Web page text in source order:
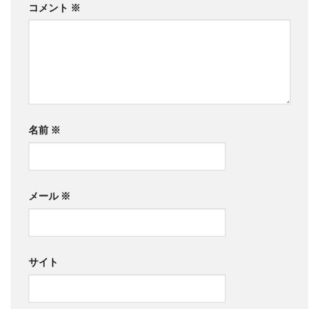
コメント ※
名前 ※
メール ※
サイト